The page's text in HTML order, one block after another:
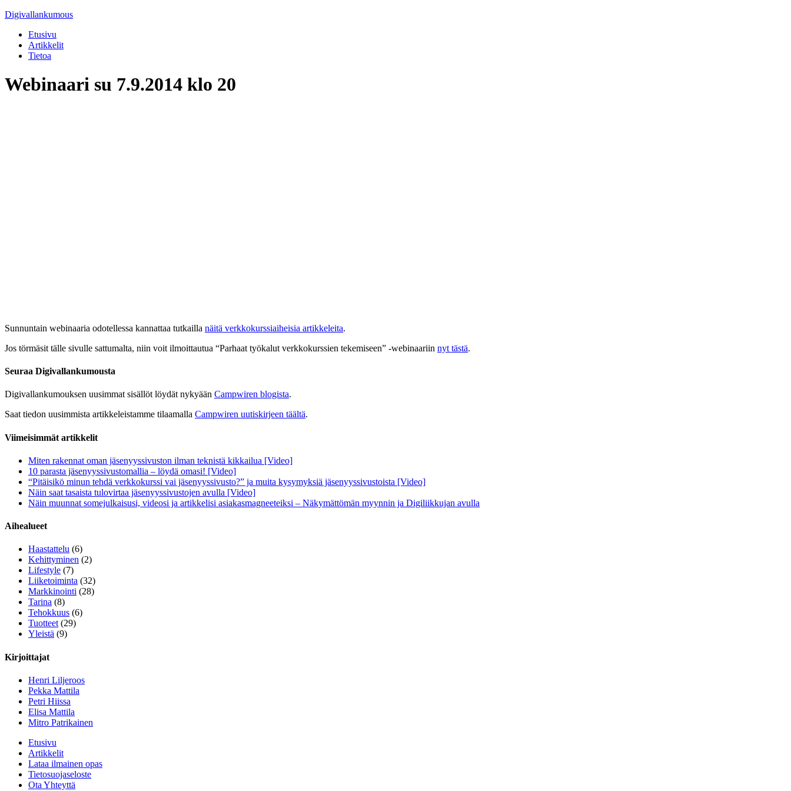
Digivallankumous
Etusivu
Artikkelit
Tietoa
Webinaari su 7.9.2014 klo 20
Sunnuntain webinaaria odotellessa kannattaa tutkailla näitä verkkokurssiaiheisia artikkeleita.
Jos törmäsit tälle sivulle sattumalta, niin voit ilmoittautua “Parhaat työkalut verkkokurssien tekemiseen” -webinaariin nyt tästä.
Seuraa Digivallankumousta
Digivallankumouksen uusimmat sisällöt löydät nykyään Campwiren blogista.
Saat tiedon uusimmista artikkeleistamme tilaamalla Campwiren uutiskirjeen täältä.
Viimeisimmät artikkelit
Miten rakennat oman jäsenyyssivuston ilman teknistä kikkailua [Video]
10 parasta jäsenyyssivustomallia – löydä omasi! [Video]
“Pitäisikö minun tehdä verkkokurssi vai jäsenyyssivusto?” ja muita kysymyksiä jäsenyyssivustoista [Video]
Näin saat tasaista tulovirtaa jäsenyyssivustojen avulla [Video]
Näin muunnat somejulkaisusi, videosi ja artikkelisi asiakasmagneeteiksi – Näkymättömän myynnin ja Digiliikkujan avulla
Aihealueet
Haastattelu (6)
Kehittyminen (2)
Lifestyle (7)
Liiketoiminta (32)
Markkinointi (28)
Tarina (8)
Tehokkuus (6)
Tuotteet(29)
Yleistä (9)
Kirjoittajat
Henri Liljeroos
Pekka Mattila
Petri Hiissa
Elisa Mattila
Mitro Patrikainen
Etusivu
Artikkelit
Lataa ilmainen opas
Tietosuojaseloste
Ota Yhteyttä